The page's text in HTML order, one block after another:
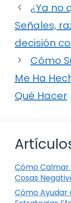
¿Ya no
Señales,
decisión
Cómo
Me Ha
Qué Hacer
Cómo Calmar
Cosas
Cómo Ayudar